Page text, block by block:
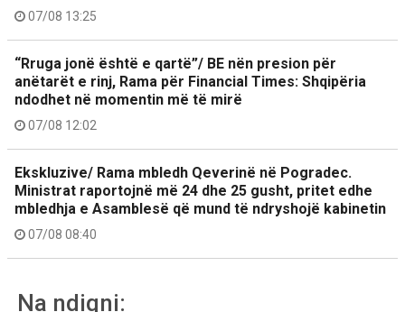
07/08 13:25
“Rruga jonë është e qartë”/ BE nën presion për
anëtarët e rinj, Rama për Financial Times: Shqipëria
ndodhet në momentin më të mirë
07/08 12:02
Ekskluzive/ Rama mbledh Qeverinë në Pogradec.
Ministrat raportojnë më 24 dhe 25 gusht, pritet edhe
mbledhja e Asamblesë që mund të ndryshojë kabinetin
07/08 08:40
Na ndiqni: